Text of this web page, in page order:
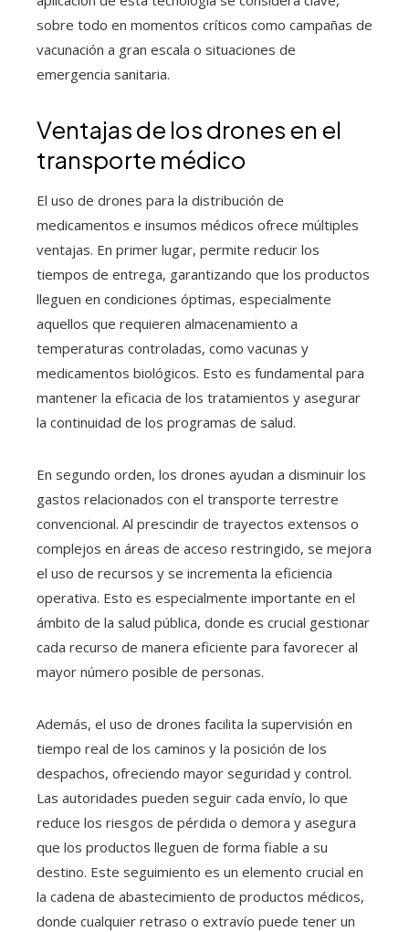
sobre todo en momentos críticos como campañas de
vacunación a gran escala o situaciones de
emergencia sanitaria.
Ventajas de los drones en el
transporte médico
El uso de drones para la distribución de
medicamentos e insumos médicos ofrece múltiples
ventajas. En primer lugar, permite reducir los
tiempos de entrega, garantizando que los productos
lleguen en condiciones óptimas, especialmente
aquellos que requieren almacenamiento a
temperaturas controladas, como vacunas y
medicamentos biológicos. Esto es fundamental para
mantener la eficacia de los tratamientos y asegurar
la continuidad de los programas de salud.
En segundo orden, los drones ayudan a disminuir los
gastos relacionados con el transporte terrestre
convencional. Al prescindir de trayectos extensos o
complejos en áreas de acceso restringido, se mejora
el uso de recursos y se incrementa la eficiencia
operativa. Esto es especialmente importante en el
ámbito de la salud pública, donde es crucial gestionar
cada recurso de manera eficiente para favorecer al
mayor número posible de personas.
Además, el uso de drones facilita la supervisión en
tiempo real de los caminos y la posición de los
despachos, ofreciendo mayor seguridad y control.
Las autoridades pueden seguir cada envío, lo que
reduce los riesgos de pérdida o demora y asegura
que los productos lleguen de forma fiable a su
destino. Este seguimiento es un elemento crucial en
la cadena de abastecimiento de productos médicos,
donde cualquier retraso o extravío puede tener un